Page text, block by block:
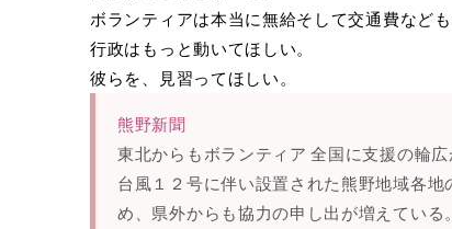
ボランティアは本当に無給そして交通費など
行政はもっと動いてほしい。
彼らを、見習ってほしい。
熊野新聞
東北からもボランティア 全国に支援の輪
台風１２号に伴い設置された熊野地域各
め、県外からも協力の申し出が増えてい